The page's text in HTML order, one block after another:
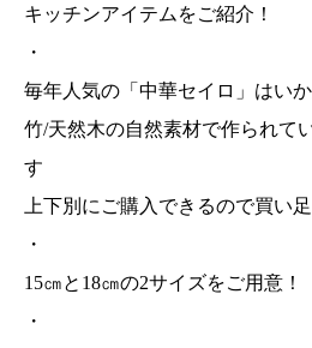
キッチンアイテムをご紹介！
・
毎年人気の「中華セイロ」はいか
竹/天然木の自然素材で作られて
す
上下別にご購入できるので買い
・
15㎝と18㎝の2サイズをご用意！
・